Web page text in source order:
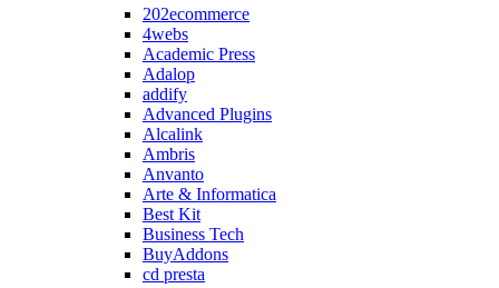
202ecommerce
4webs
Academic Press
Adalop
addify
Advanced Plugins
Alcalink
Ambris
Anvanto
Arte & Informatica
Best Kit
Business Tech
BuyAddons
cd presta